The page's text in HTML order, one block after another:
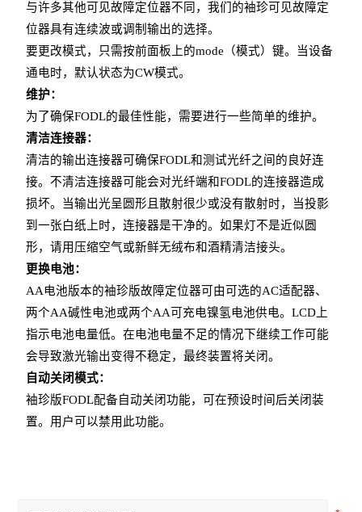
与许多其他可见故障定位器不同，我们的袖珍可见故障定
位器具有连续波或调制输出的选择。
要更改模式，只需按前面板上的mode（模式）键。当设备
通电时，默认状态为CW模式。
维护：
为了确保FODL的最佳性能，需要进行一些简单的维护。
清洁连接器：
清洁的输出连接器可确保FODL和测试光纤之间的良好连
接。不清洁连接器可能会对光纤端和FODL的连接器造成
损坏。当输出光呈圆形且散射很少或没有散射时，当投影
到一张白纸上时，连接器是干净的。如果灯不是近似圆
形，请用压缩空气或新鲜无绒布和酒精清洁接头。
更换电池：
AA电池版本的袖珍版故障定位器可由可选的AC适配器、
两个AA碱性电池或两个AA可充电镍氢电池供电。LCD上
指示电池电量低。在电池电量不足的情况下继续工作可能
会导致激光输出变得不稳定，最终装置将关闭。
自动关闭模式：
袖珍版FODL配备自动关闭功能，可在预设时间后关闭装
置。用户可以禁用此功能。